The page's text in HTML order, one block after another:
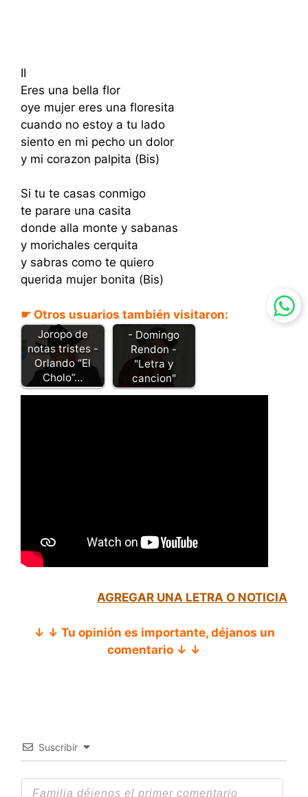
II
Eres una bella flor
oye mujer eres una floresita
cuando no estoy a tu lado
siento en mi pecho un dolor
y mi corazon palpita (Bis)
Si tu te casas conmigo
te parare una casita
donde alla monte y sabanas
y morichales cerquita
y sabras como te quiero
querida mujer bonita (Bis)
☛ Otros usuarios también visitaron:
Joropo de
notas tristes -
Orlando “El
Cholo”…
Cariño cariñito
- Domingo
Rendon -
"Letra y
cancion"
AGREGAR UNA LETRA O NOTICIA
↓ ↓ Tu opinión es importante, déjanos un
comentario ↓ ↓
Suscribir